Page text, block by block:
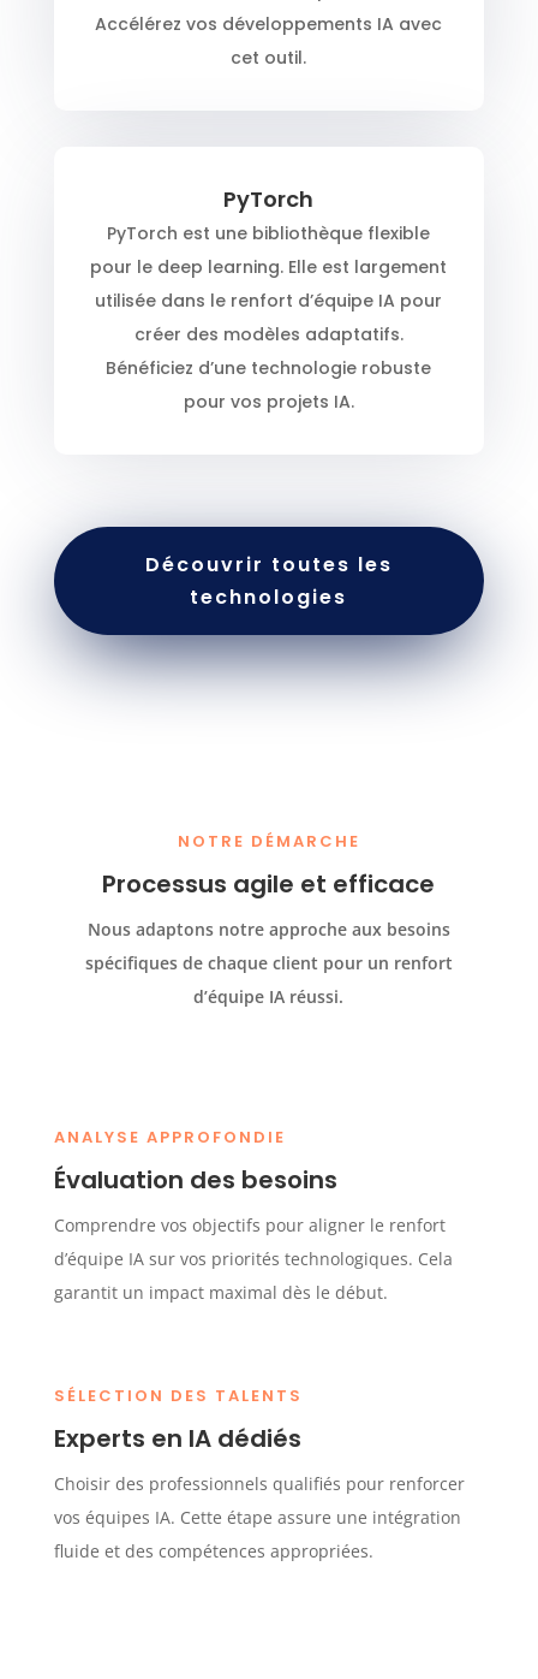
Accélérez vos développements IA avec
cet outil.
PyTorch
PyTorch est une bibliothèque flexible
pour le deep learning. Elle est largement
utilisée dans le renfort d’équipe IA pour
créer des modèles adaptatifs.
Bénéficiez d’une technologie robuste
pour vos projets IA.
Découvrir toutes les
technologies
NOTRE DÉMARCHE
Processus agile et efficace
Nous adaptons notre approche aux besoins
spécifiques de chaque client pour un renfort
d’équipe IA réussi.
ANALYSE APPROFONDIE
Évaluation des besoins
Comprendre vos objectifs pour aligner le renfort
d’équipe IA sur vos priorités technologiques. Cela
garantit un impact maximal dès le début.
SÉLECTION DES TALENTS
Experts en IA dédiés
Choisir des professionnels qualifiés pour renforcer
vos équipes IA. Cette étape assure une intégration
fluide et des compétences appropriées.